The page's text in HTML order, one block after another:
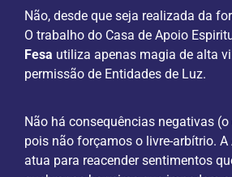
Não, desde que seja realizada da
O trabalho do Casa de Apoio
Fesa utiliza apenas magia de alta
permissão de Entidades de Luz.
Não há consequências negativas (o
pois não forçamos o livre-arbítrio. A
atua para reacender sentimentos